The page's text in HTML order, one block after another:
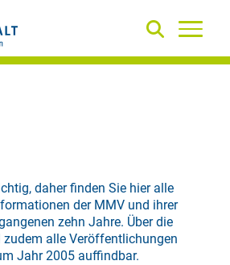
daher finden Sie hier alle
der MMV und ihrer
zehn Jahre. Über die
alle Veröffentlichungen
Jahr 2005 auffindbar.